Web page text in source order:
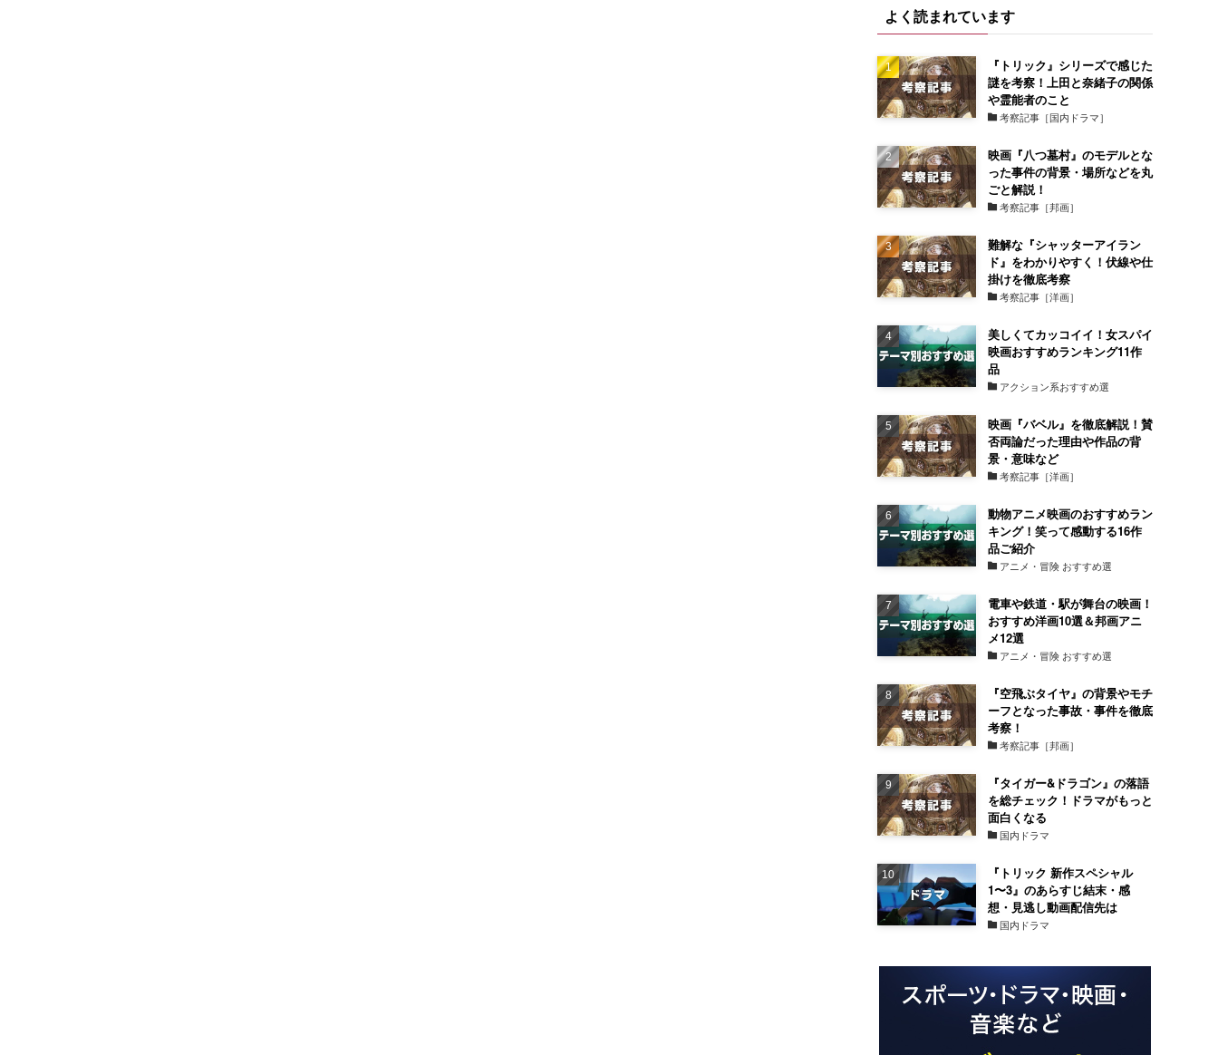
よく読まれています
『トリック』シリーズで感じた
謎を考察！上田と奈緒子の関係
や霊能者のこと
考察記事［国内ドラマ］
映画『八つ墓村』のモデルとな
った事件の背景・場所などを丸
ごと解説！
考察記事［邦画］
難解な『シャッターアイラン
ド』をわかりやすく！伏線や仕
掛けを徹底考察
考察記事［洋画］
美しくてカッコイイ！女スパイ
映画おすすめランキング11作
品
アクション系おすすめ選
映画『バベル』を徹底解説！賛
否両論だった理由や作品の背
景・意味など
考察記事［洋画］
動物アニメ映画のおすすめラン
キング！笑って感動する16作
品ご紹介
アニメ・冒険 おすすめ選
電車や鉄道・駅が舞台の映画！
おすすめ洋画10選＆邦画アニ
メ12選
アニメ・冒険 おすすめ選
『空飛ぶタイヤ』の背景やモチ
ーフとなった事故・事件を徹底
考察！
考察記事［邦画］
『タイガー&ドラゴン』の落語
を総チェック！ドラマがもっと
面白くなる
国内ドラマ
『トリック 新作スペシャル
1〜3』のあらすじ結末・感
想・見逃し動画配信先は
国内ドラマ